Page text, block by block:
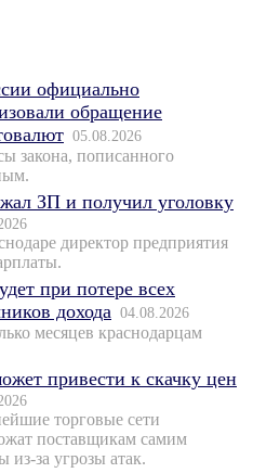
официально
обращение
05.08.2026
закона, пописанного
ЗП и получил уголовку
директор предприятия
при потере всех
дохода 04.08.2026
месяцев краснодарцам
привести к скачку цен
торговые сети
поставщикам самим
из-за угрозы атак.